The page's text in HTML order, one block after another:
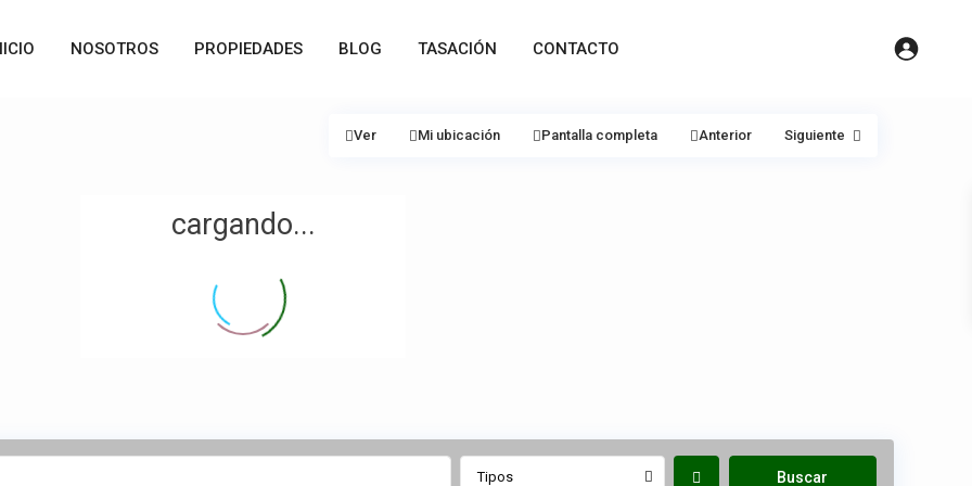
NOSOTROS PROPIEDADES BLOG TASACIÓN CONTACTO
cargando...
Ver Mi ubicación Pantalla completa Anterior Siguiente
Tipos